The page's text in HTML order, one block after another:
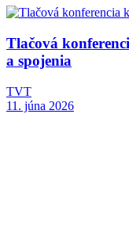
Tlačová
a spojenia
TVT
11. júna 2026